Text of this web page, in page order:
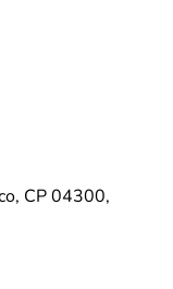
CP 04300,